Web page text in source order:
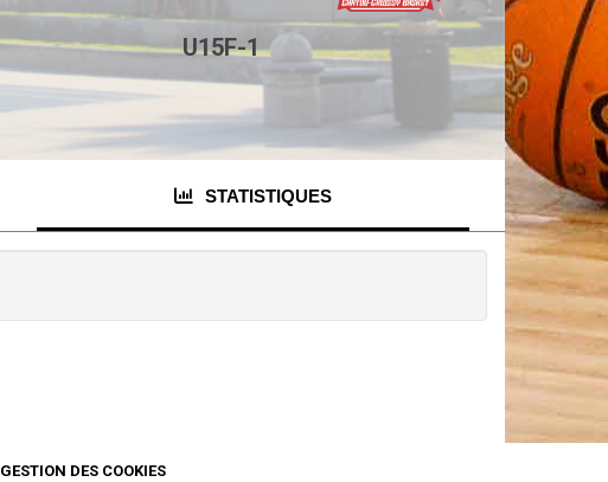
U15F-1
STATISTIQUES
GESTION DES COOKIES